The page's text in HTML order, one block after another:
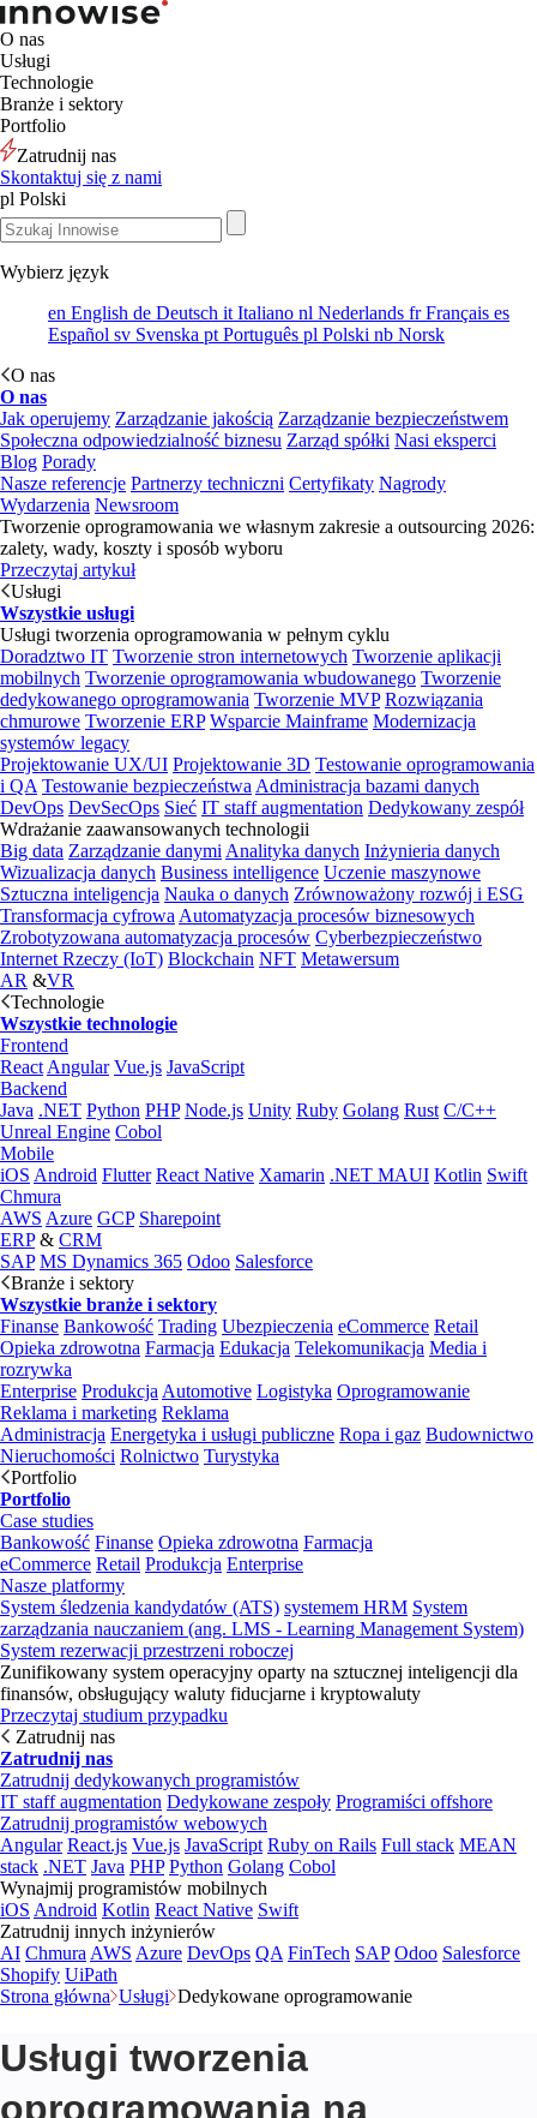
O nas
Usługi
Technologie
Branże i sektory
Portfolio
Zatrudnij nas
Skontaktuj się z nami
pl Polski
Wybierz język
en English de Deutsch it Italiano nl Nederlands frFrançais es
Español sv Svenska pt Português pl Polski nb Norsk
O nas
O nas
Jak operujemy Zarządzanie jakością Zarządzanie bezpieczeństwem
Społeczna odpowiedzialność biznesu Zarząd spółki Nasi eksperci
Blog Porady
Nasze referencje Partnerzy techniczni Certyfikaty Nagrody
Wydarzenia Newsroom
Tworzenie oprogramowania we własnym zakresie a outsourcing 2026:
zalety, wady, koszty i sposób wyboru
Przeczytaj artykuł
Usługi
Wszystkie usługi
Usługi tworzenia oprogramowania w pełnym cyklu
Doradztwo IT Tworzenie stron internetowych Tworzenie aplikacji
mobilnych Tworzenie oprogramowania wbudowanego Tworzenie
dedykowanego oprogramowania Tworzenie MVP Rozwiązania
chmurowe Tworzenie ERP Wsparcie Mainframe Modernizacja
systemów legacy
Projektowanie UX/UI Projektowanie 3D Testowanie oprogramowania
i QA Testowanie bezpieczeństwa Administracja bazami danych
DevOps DevSecOps Sieć IT staff augmentation Dedykowany zespół
Wdrażanie zaawansowanych technologii
Big data Zarządzanie danymi Analityka danych Inżynieria danych
Wizualizacja danych Business intelligence Uczenie maszynowe
Sztuczna inteligencja Nauka o danych Zrównoważony rozwój i ESG
Transformacja cyfrowa Automatyzacja procesów biznesowych
Zrobotyzowana automatyzacja procesów Cyberbezpieczeństwo
Internet Rzeczy (IoT) Blockchain NFT Metawersum
AR &VR
Technologie
Wszystkie technologie
Frontend
React Angular Vue.js JavaScript
Backend
Java .NET Python PHP Node.js Unity Ruby Golang Rust C/C++
Unreal Engine Cobol
Mobile
iOS Android Flutter React Native Xamarin .NET MAUI Kotlin Swift
Chmura
AWS Azure GCP Sharepoint
ERP& CRM
SAP MS Dynamics 365 Odoo Salesforce
Branże i sektory
Wszystkie branże i sektory
Finanse Bankowość Trading Ubezpieczenia eCommerce Retail
Opieka zdrowotna Farmacja Edukacja Telekomunikacja Media i
rozrywka
Enterprise Produkcja Automotive Logistyka Oprogramowanie
Reklama i marketing Reklama
Administracja Energetyka i usługi publiczne Ropa i gaz Budownictwo
Nieruchomości Rolnictwo Turystyka
Portfolio
Portfolio
Case studies
Bankowość Finanse Opieka zdrowotna Farmacja
eCommerce Retail Produkcja Enterprise
Nasze platformy
System śledzenia kandydatów (ATS) systemem HRM System
zarządzania nauczaniem (ang. LMS - Learning Management System)
System rezerwacji przestrzeni roboczej
Zunifikowany system operacyjny oparty na sztucznej inteligencji dla
finansów, obsługujący waluty fiducjarne i kryptowaluty
Przeczytaj studium przypadku
Zatrudnij nas
Zatrudnij nas
Zatrudnij dedykowanych programistów
IT staff augmentation Dedykowane zespoły Programiści offshore
Zatrudnij programistów webowych
Angular React.js Vue.js JavaScript Ruby on Rails Full stack MEAN
stack .NET Java PHP Python Golang Cobol
Wynajmij programistów mobilnych
iOS Android Kotlin React Native Swift
Zatrudnij innych inżynierów
AI Chmura AWS Azure DevOps QA FinTech SAP Odoo Salesforce
Shopify UiPath
Strona główna Usługi Dedykowane oprogramowanie
Usługi tworzenia
oprogramowania na